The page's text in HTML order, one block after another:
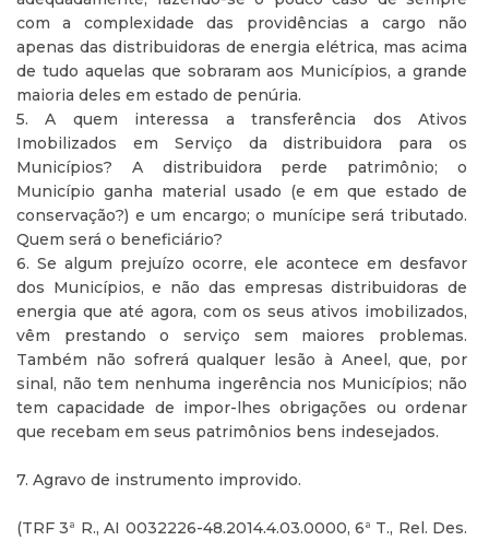
com a complexidade das providências a cargo não
apenas das distribuidoras de energia elétrica, mas acima
de tudo aquelas que sobraram aos Municípios, a grande
maioria deles em estado de penúria.
5. A quem interessa a transferência dos Ativos
Imobilizados em Serviço da distribuidora para os
Municípios? A distribuidora perde patrimônio; o
Município ganha material usado (e em que estado de
conservação?) e um encargo; o munícipe será tributado.
Quem será o beneficiário?
6. Se algum prejuízo ocorre, ele acontece em desfavor
dos Municípios, e não das empresas distribuidoras de
energia que até agora, com os seus ativos imobilizados,
vêm prestando o serviço sem maiores problemas.
Também não sofrerá qualquer lesão à Aneel, que, por
sinal, não tem nenhuma ingerência nos Municípios; não
tem capacidade de impor-lhes obrigações ou ordenar
que recebam em seus patrimônios bens indesejados.
7. Agravo de instrumento improvido.
(TRF 3ª R., AI 0032226-48.2014.4.03.0000, 6ª T., Rel. Des.